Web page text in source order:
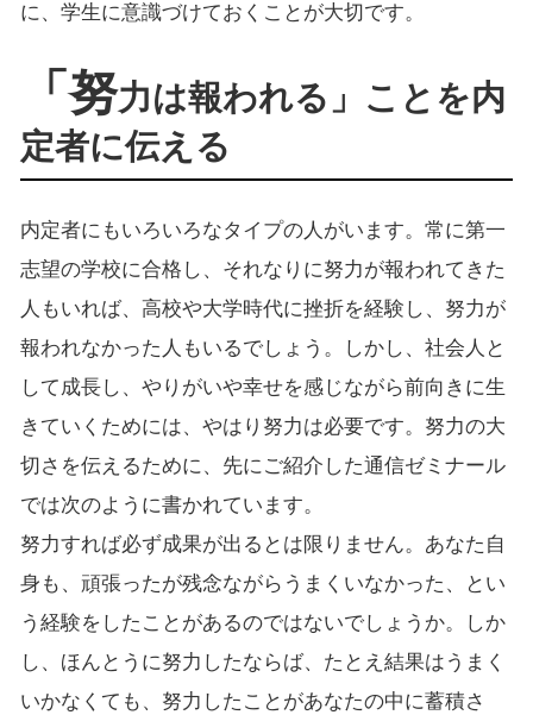
に、学生に意識づけておくことが大切です。
「努力は報われる」ことを内
定者に伝える
内定者にもいろいろなタイプの人がいます。常に第一
志望の学校に合格し、それなりに努力が報われてきた
人もいれば、高校や大学時代に挫折を経験し、努力が
報われなかった人もいるでしょう。しかし、社会人と
して成長し、やりがいや幸せを感じながら前向きに生
きていくためには、やはり努力は必要です。努力の大
切さを伝えるために、先にご紹介した通信ゼミナール
では次のように書かれています。
努力すれば必ず成果が出るとは限りません。あなた自
身も、頑張ったが残念ながらうまくいなかった、とい
う経験をしたことがあるのではないでしょうか。しか
し、ほんとうに努力したならば、たとえ結果はうまく
いかなくても、努力したことがあなたの中に蓄積さ